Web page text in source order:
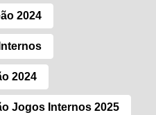
2024
2024
Jogos Internos 2025